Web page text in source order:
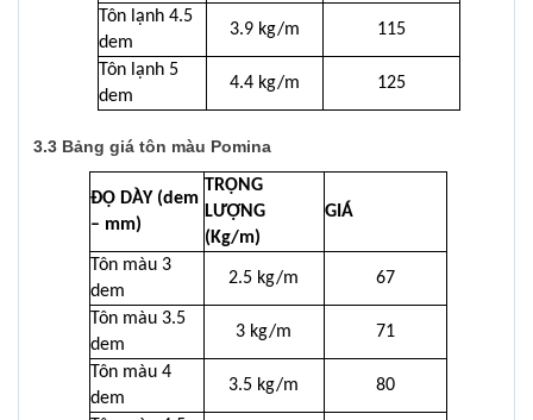
Tôn lạnh 4.5
dem
3.9 kg/m 115
Tôn lạnh 5
dem
4.4 kg/m 125
3.3 Bảng giá tôn màu Pomina
ĐỘ DÀY (dem
– mm)
TRỌNG
LƯỢNG
(Kg/m)
GIÁ
Tôn màu 3
dem
2.5 kg/m 67
Tôn màu 3.5
dem
3 kg/m 71
Tôn màu 4
dem
3.5 kg/m 80